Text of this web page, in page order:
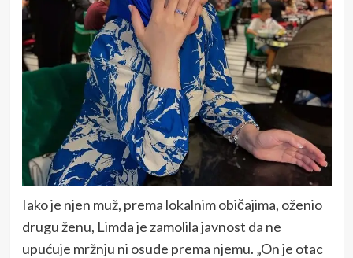
Iako je njen muž, prema lokalnim običajima, oženio
drugu ženu, Limda je zamolila javnost da ne
upućuje mržnju ni osude prema njemu. „On je otac